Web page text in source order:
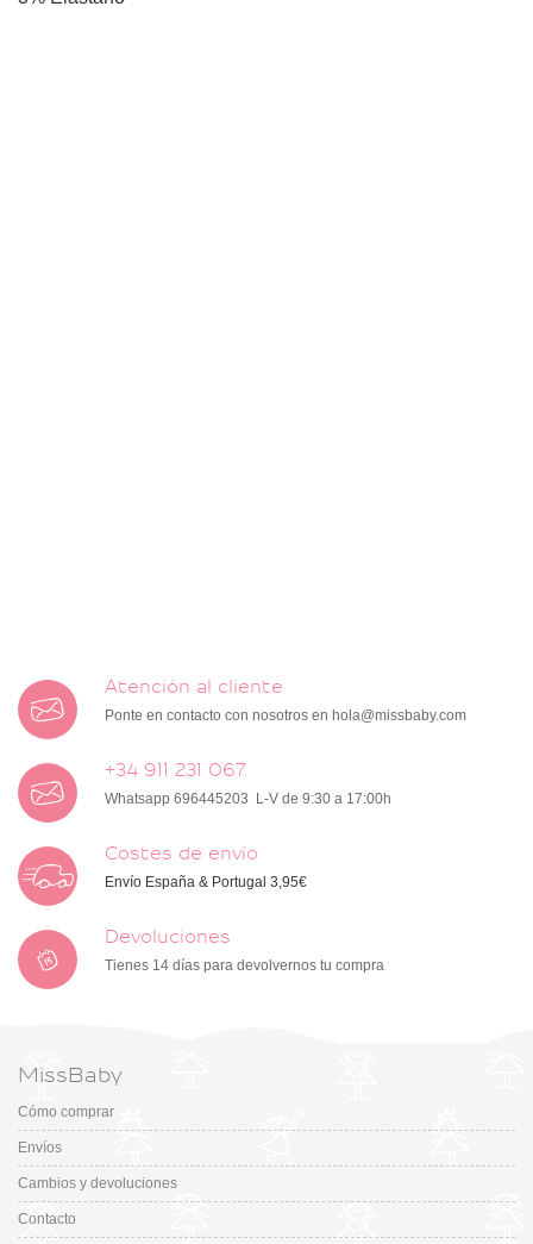
Atención al cliente
Ponte en contacto con nosotros en hola@missbaby.com
+34 911 231 067
Whatsapp 696445203 L-V de 9:30 a 17:00h
Costes de envío
Envío España & Portugal 3,95€
Devoluciones
Tienes 14 días para devolvernos tu compra
MissBaby
Cómo comprar
Envíos
Cambios y devoluciones
Contacto